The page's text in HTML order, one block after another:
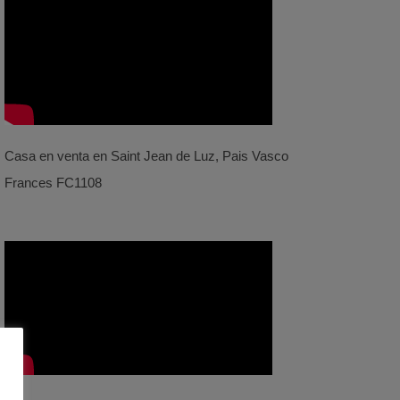
Casa en venta en Saint Jean de Luz, Pais Vasco
Frances FC1108